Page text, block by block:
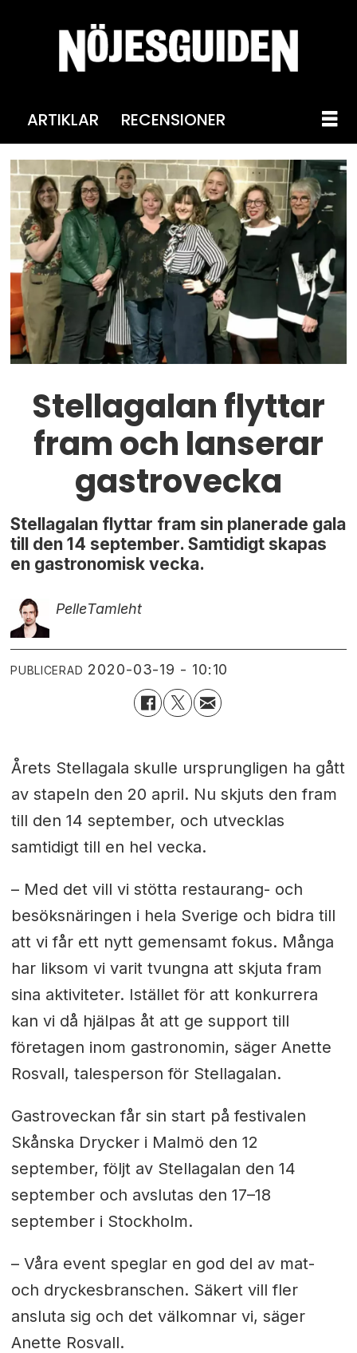
ARTIKLAR RECENSIONER
Stellagalan flyttar
fram och lanserar
gastrovecka
Stellagalan flyttar fram sin planerade gala
till den 14 september. Samtidigt skapas
en gastronomisk vecka.
PelleTamleht
PUBLICERAD 2020-03-19 - 10:10
Årets Stellagala skulle ursprungligen ha gått
av stapeln den 20 april. Nu skjuts den fram
till den 14 september, och utvecklas
samtidigt till en hel vecka.
– Med det vill vi stötta restaurang- och
besöksnäringen i hela Sverige och bidra till
att vi får ett nytt gemensamt fokus. Många
har liksom vi varit tvungna att skjuta fram
sina aktiviteter. Istället för att konkurrera
kan vi då hjälpas åt att ge support till
företagen inom gastronomin, säger Anette
Rosvall, talesperson för Stellagalan.
Gastroveckan får sin start på festivalen
Skånska Drycker i Malmö den 12
september, följt av Stellagalan den 14
september och avslutas den 17–18
september i Stockholm.
– Våra event speglar en god del av mat-
och dryckesbranschen. Säkert vill fler
ansluta sig och det välkomnar vi, säger
Anette Rosvall.